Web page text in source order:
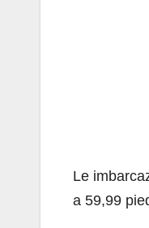
Le
a 59,99